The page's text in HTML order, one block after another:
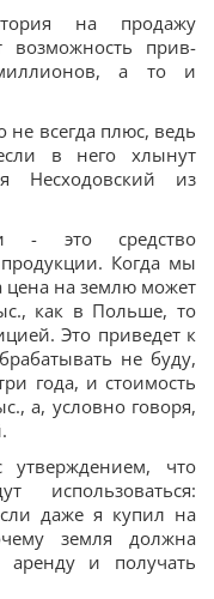
на продажу
возможность прив­
а то и
не всегда плюс, ведь
в него хлынут
Несходовский из
- это средство
Когда мы
цена на землю может
как в Польше, то
Это приведет к
не буду,
года, и стоимость
а, условно говоря,
утверждением, что
использоваться:
даже я купил на
земля должна
аренду и получать